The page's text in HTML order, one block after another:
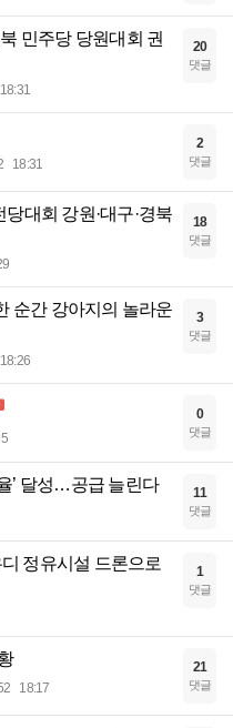
민주당 당원대회 권
18:31
20
댓글
18:31
2
댓글
대회 강원·대구·경북
18
댓글
순간 강아지의 놀라운
18:26
3
댓글
0
댓글
’ 달성…공급 늘린다 11
댓글
정유시설 드론으로
1
댓글
18:17
21
댓글